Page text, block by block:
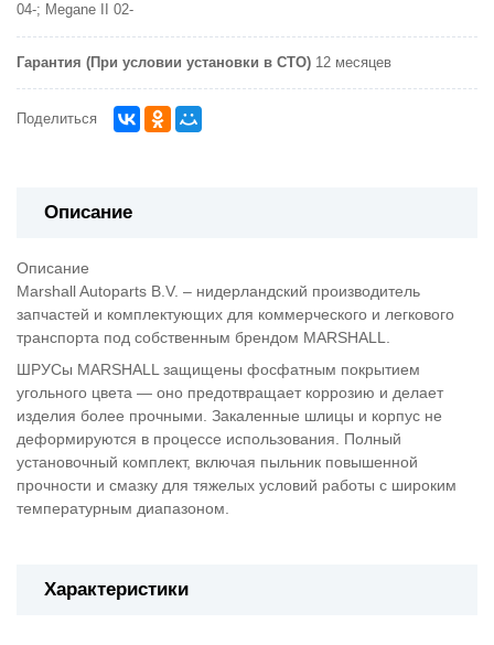
04-; Megane II 02-
Гарантия (При условии установки в СТО) 12 месяцев
Поделиться
Описание
Описание
Marshall Autoparts B.V. – нидерландский производитель
запчастей и комплектующих для коммерческого и легкового
транспорта под собственным брендом MARSHALL.
ШРУСы MARSHALL защищены фосфатным покрытием
угольного цвета — оно предотвращает коррозию и делает
изделия более прочными. Закаленные шлицы и корпус не
деформируются в процессе использования. Полный
установочный комплект, включая пыльник повышенной
прочности и смазку для тяжелых условий работы с широким
температурным диапазоном.
Характеристики